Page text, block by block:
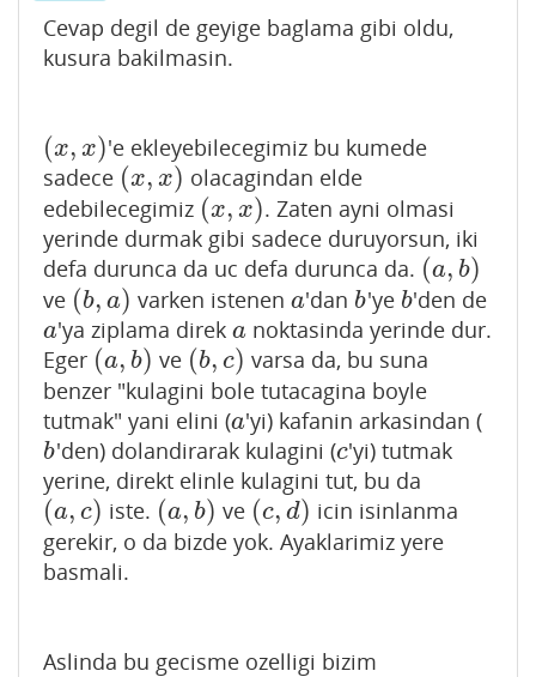
Cevap degil de geyige baglama gibi oldu,
kusura bakilmasin.
(x, x)
(x,x
'e ekleyebilecegimiz bu kumede
sadece (x, x)
(x,x
olacagindan elde
edebilecegimiz (x, x)
(x,x
. Zaten ayni olmasi
yerinde durmak gibi sadece duruyorsun, iki
defa durunca da uc defa durunca da. (a, b)
(a,b )
ve (b, a)
(b,a) varken istenena
a'dan b
b'ye b
b'den de
a
a'ya ziplama direka
a noktasinda yerinde dur.
Eger (a, b)
(a,b ) ve (b, c)
(b,c)
varsa da, bu suna
benzer "kulagini bole tutacagina boyle
tutmak" yani elini (a
a'yi) kafanin arkasindan (
b
b'den) dolandirarak kulagini (c
c'yi) tutmak
yerine, direkt elinle kulagini tut, bu da
(a, c)
(a,c ) iste. (a, b)
(a,b ) ve (c, d)
(c,d)
icin isinlanma
gerekir, o da bizde yok. Ayaklarimiz yere
basmali.
Aslinda bu gecisme ozelligi bizim